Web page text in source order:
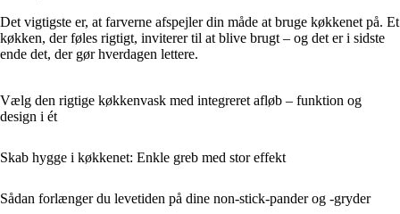
Det vigtigste er, at farverne afspejler din måde at bruge køkkenet på. Et
køkken, der føles rigtigt, inviterer til at blive brugt – og det er i sidste
ende det, der gør hverdagen lettere.
Vælg den rigtige køkkenvask med integreret afløb – funktion og
design i ét
Skab hygge i køkkenet: Enkle greb med stor effekt
Sådan forlænger du levetiden på dine non-stick-pander og -gryder